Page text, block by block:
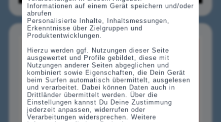
Informationen auf einem Gerät speichern und/oder
abrufen
Personalisierte Inhalte, Inhaltsmessungen,
Erkenntnisse über Zielgruppen und
Produktentwicklungen.
Hierzu werden ggf. Nutzungen dieser Seite
ausgewertet und Profile gebildet, diese mit
Nutzungen anderer Seiten abgeglichen und
kombiniert sowie Eigenschaften, die Dein Gerät
beim Surfen automatisch übermittelt, ausgelesen
und verarbeitet. Dabei können Daten auch in
Drittländer übermittelt werden. Über die
Einstellungen kannst Du Deine Zustimmung
jederzeit anpassen, widerrufen oder
Verarbeitungen widersprechen. Weitere